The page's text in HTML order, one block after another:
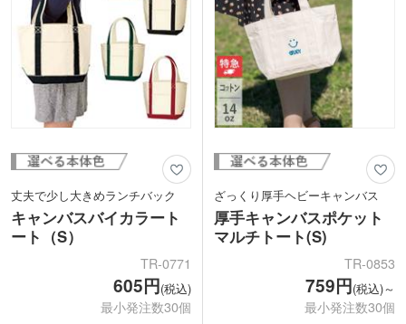
丈夫で少し大きめランチバック
キャンバスバイカラート
ート（S）
TR-0771
605円(税込)
最小発注数30個
ざっくり厚手ヘビーキャンバス
厚手キャンバスポケット
マルチトート(S)
TR-0853
759円(税込)～
最小発注数30個